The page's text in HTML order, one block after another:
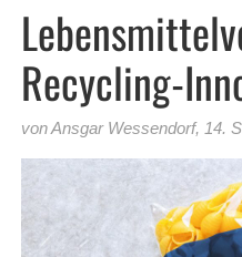
Recycling-
von Ansgar Wessendorf, 14.